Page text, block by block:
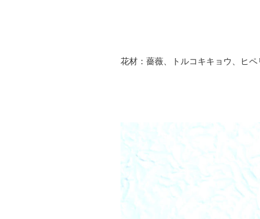
花材：薔薇、トルコキキョウ、ヒペ